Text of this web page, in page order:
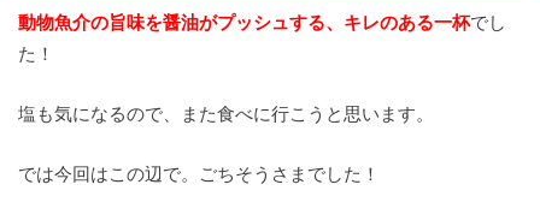
動物魚介の旨味を醤油がプッシュする、キレのある一杯でし
た！
塩も気になるので、また食べに行こうと思います。
では今回はこの辺で。ごちそうさまでした！